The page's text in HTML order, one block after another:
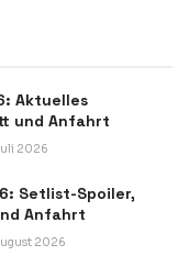
Aktuelles
und Anfahrt
2026
Setlist-Spoiler,
Anfahrt
2026